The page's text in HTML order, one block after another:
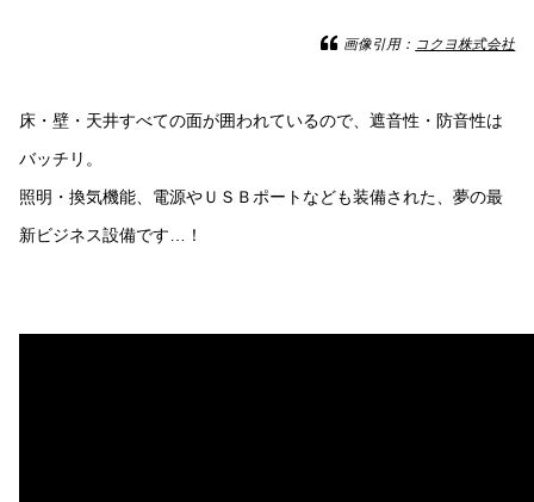
画像引用： コクヨ株式会社
床・壁・天井すべての面が囲われているので、遮音性・防音性は
バッチリ。
照明・換気機能、電源やＵＳＢポートなども装備された、夢の最
新ビジネス設備です…！